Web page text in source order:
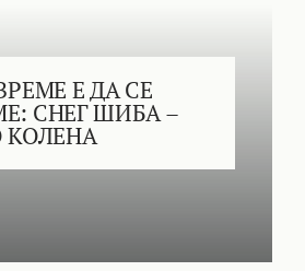
Е ДА СЕ
СНЕГ ШИБА –
КОЛЕНА